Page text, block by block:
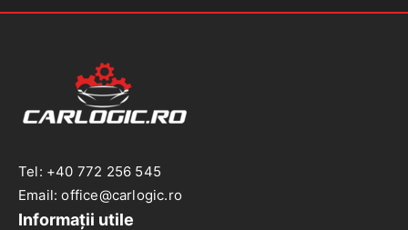
Tel: +40 772 256 545
Email: office@carlogic.ro
Informații utile